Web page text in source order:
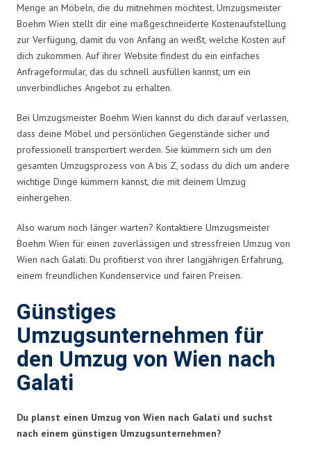
Menge an Möbeln, die du mitnehmen möchtest. Umzugsmeister
Boehm Wien stellt dir eine maßgeschneiderte Kostenaufstellung
zur Verfügung, damit du von Anfang an weißt, welche Kosten auf
dich zukommen. Auf ihrer Website findest du ein einfaches
Anfrageformular, das du schnell ausfüllen kannst, um ein
unverbindliches Angebot zu erhalten.
Bei Umzugsmeister Boehm Wien kannst du dich darauf verlassen,
dass deine Möbel und persönlichen Gegenstände sicher und
professionell transportiert werden. Sie kümmern sich um den
gesamten Umzugsprozess von A bis Z, sodass du dich um andere
wichtige Dinge kümmern kannst, die mit deinem Umzug
einhergehen.
Also warum noch länger warten? Kontaktiere Umzugsmeister
Boehm Wien für einen zuverlässigen und stressfreien Umzug von
Wien nach Galati. Du profitierst von ihrer langjährigen Erfahrung,
einem freundlichen Kundenservice und fairen Preisen.
Günstiges
Umzugsunternehmen für
den Umzug von Wien nach
Galati
Du planst einen Umzug von Wien nach Galati und suchst
nach einem günstigen Umzugsunternehmen?